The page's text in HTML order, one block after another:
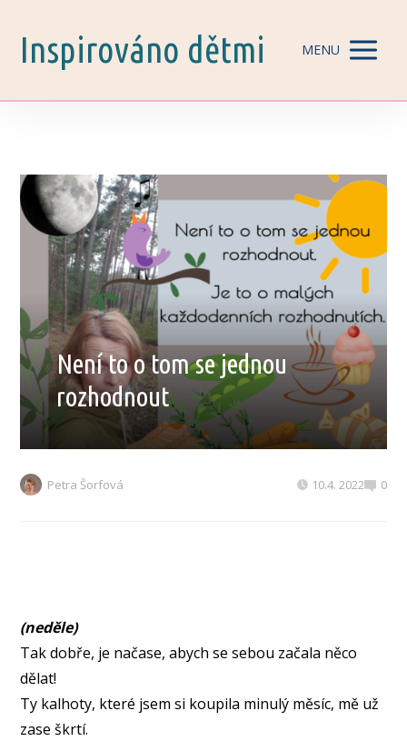
Inspirováno dětmi MENU
Není to o tom se jednou
rozhodnout
Petra Šorfová 10.4. 2022 0
(neděle)
Tak dobře, je načase, abych se sebou začala něco
dělat!
Ty kalhoty, které jsem si koupila minulý měsíc, mě už
zase škrtí.